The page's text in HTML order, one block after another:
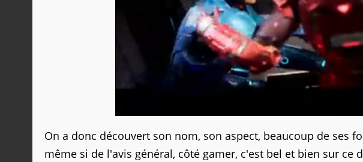
On a donc découvert son nom, son aspect, beaucoup de ses
même si de l'avis général, côté gamer, c'est bel et bien sur ce